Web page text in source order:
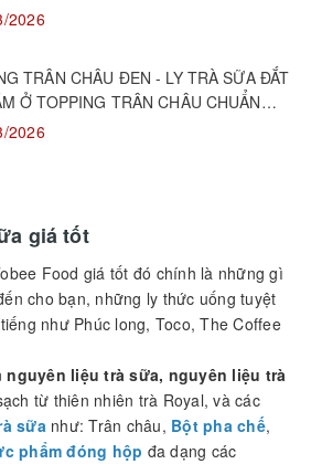
2026
TRÂN CHÂU ĐEN - LY TRÀ SỮA ĐẮT
Ở TOPPING TRÂN CHÂU CHUẨN
2026
giá tốt
Food giá tốt đó chính là những gì
cho bạn, những ly thức uống tuyệt
như Phúc long, Toco, The Coffee
nguyên liệu trà sữa, nguyên liệu trà
từ thiên nhiên trà Royal, và các
sữanhư: Trân châu, Bột pha chế,
phẩm đóng hộp đa dạng các